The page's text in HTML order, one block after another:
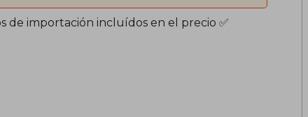
de importación incluídos en el precio ✅